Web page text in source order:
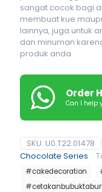
sangat cocok bagi
membuat kue
lainnya, juga untuk
dan minuman
produk anda
Order
Can I help
SKU: U0.T22.01478
Chocolate Series
#cakedecoration